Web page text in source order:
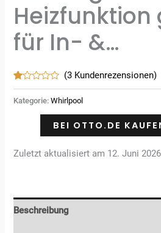
für In- &…
Bewertet
mit
1.00
basierend
3
Kundenbewertungen
(3 Kundenrezensionen)
Kategorie:Whirlpool
BEI OTTO.DE
Zuletzt aktualisiert am 12. Juni
Beschreibung